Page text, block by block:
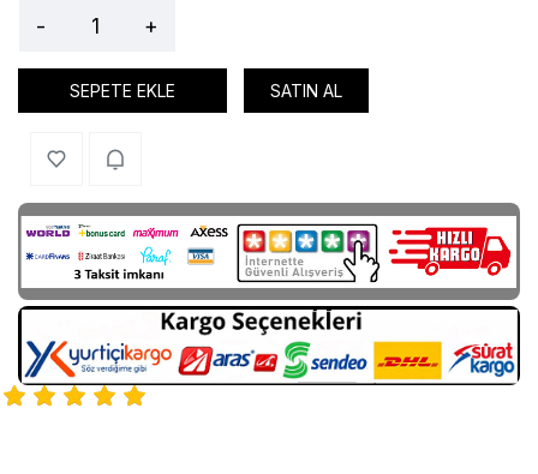
- +
SEPETE EKLE SATIN AL